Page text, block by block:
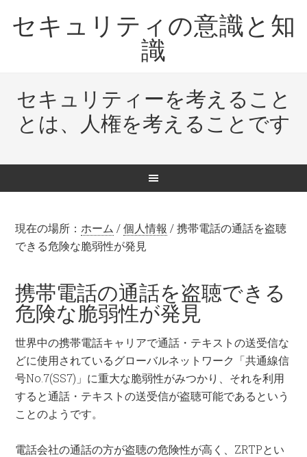
セキュリティの意識と知
識
セキュリティーを考えること
とは、人権を考えることです
現在の場所： ホーム / 個人情報 /携帯電話の通話を盗聴
できる危険な脆弱性が発見
携帯電話の通話を盗聴できる
危険な脆弱性が発見
世界中の携帯電話キャリアで通話・テキストの送受信な
どに使用されているグローバルネットワーク「共通線信
号No.7(SS7)」に重大な脆弱性がみつかり、それを利用
すると通話・テキストの送受信が盗聴可能であるという
ことのようです。
電話会社の通話の方が盗聴の危険性が高く、ZRTPとい